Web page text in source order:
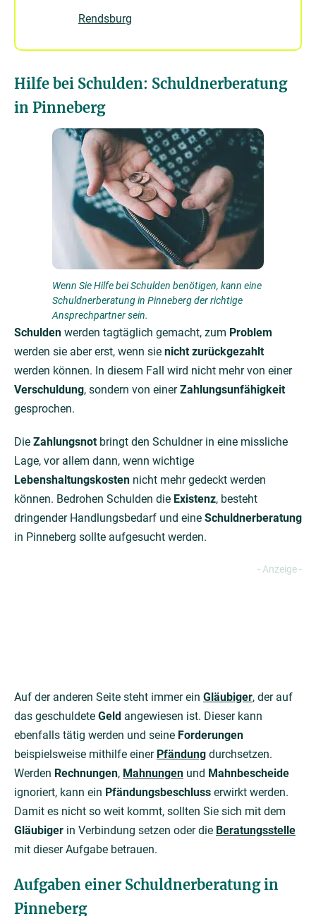
Rendsburg
Hilfe bei Schulden: Schuldnerberatung
in Pinneberg
Wenn Sie Hilfe bei Schulden benötigen, kann eine
Schuldnerberatung in Pinneberg der richtige
Ansprechpartner sein.
Schulden werden tagtäglich gemacht, zum Problem
werden sie aber erst, wenn sie nicht zurückgezahlt
werden können. In diesem Fall wird nicht mehr von einer
Verschuldung, sondern von einerZahlungsunfähigkeit
gesprochen.
Die Zahlungsnot bringt den Schuldner in eine missliche
Lage, vor allem dann, wenn wichtige
Lebenshaltungskosten nicht mehr gedeckt werden
können. Bedrohen Schulden die Existenz, besteht
dringender Handlungsbedarf und eine Schuldnerberatung
in Pinneberg sollte aufgesucht werden.
Auf der anderen Seite steht immer ein Gläubiger, der auf
das geschuldete Geld angewiesen ist. Dieser kann
ebenfalls tätig werden und seine Forderungen
beispielsweise mithilfe einer Pfändung durchsetzen.
Werden Rechnungen, Mahnungen und Mahnbescheide
ignoriert, kann ein Pfändungsbeschluss erwirkt werden.
Damit es nicht so weit kommt, sollten Sie sich mit dem
Gläubiger in Verbindung setzen oder die Beratungsstelle
mit dieser Aufgabe betrauen.
Aufgaben einer Schuldnerberatung in
Pinneberg